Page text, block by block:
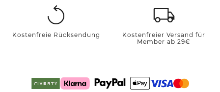
Kostenfreie Rücksendung
Kostenfreier Versand für
Member ab 29€